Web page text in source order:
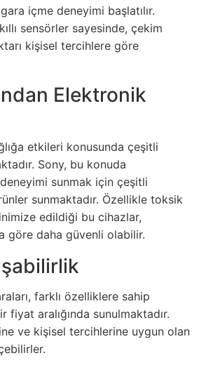
içme deneyimi başlatılır.
sensörler sayesinde, çekim
kişisel tercihlere göre
Elektronik
etkileri konusunda çeşitli
Sony, bu konuda
deneyimi sunmak için çeşitli
sunmaktadır. Özellikle toksik
edildiği bu cihazlar,
göre daha güvenli olabilir.
farklı özelliklere sahip
fiyat aralığında sunulmaktadır.
ve kişisel tercihlerine uygun olan